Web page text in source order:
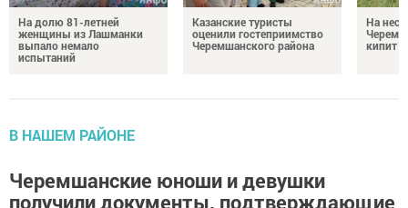
На долю 81-летней
женщины из Лашманки
выпало немало
испытаний
Казанские туристы
оценили гостеприимство
Черемшанского района
На
кипит
В НАШЕМ РАЙОНЕ
Черемшанские юноши и девушки
получили документы, подтверждающие